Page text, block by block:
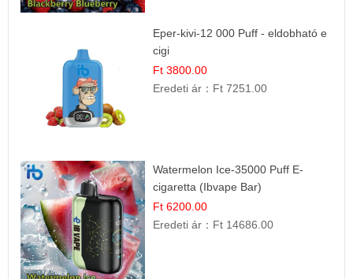
Eper-kivi-12 000 Puff - eldobható e
cigi
Ft 3800.00
Eredeti ár： Ft 7251.00
Watermelon Ice-35000 Puff E-
cigaretta (Ibvape Bar)
Ft 6200.00
Eredeti ár： Ft 14686.00